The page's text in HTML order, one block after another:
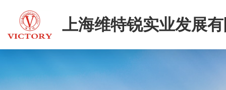
上海维特锐实业发展